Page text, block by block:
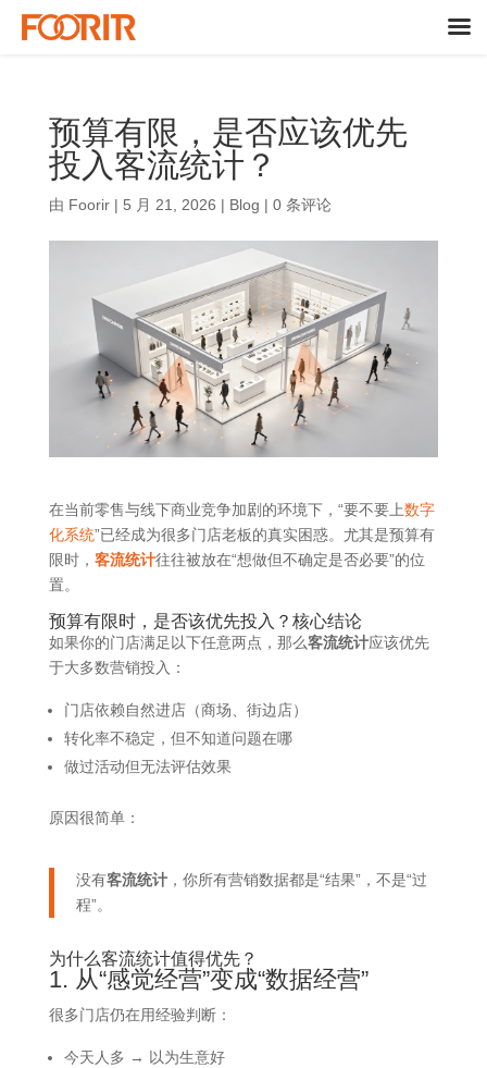
预算有限，是否应该优先
投入客流统计？
由 Foorir| 5 月 21, 2026 | Blog | 0 条评论
在当前零售与线下商业竞争加剧的环境下，“要不要上数字
化系统”已经成为很多门店老板的真实困惑。尤其是预算有
限时， 客流统计往往被放在“想做但不确定是否必要”的位
置。
预算有限时，是否该优先投入？核心结论
如果你的门店满足以下任意两点，那么客流统计应该优先
于大多数营销投入：
门店依赖自然进店（商场、街边店）
转化率不稳定，但不知道问题在哪
做过活动但无法评估效果
原因很简单：
没有客流统计，你所有营销数据都是“结果”，不是“过
程”。
为什么客流统计值得优先？
1. 从“感觉经营”变成“数据经营”
很多门店仍在用经验判断：
今天人多 → 以为生意好